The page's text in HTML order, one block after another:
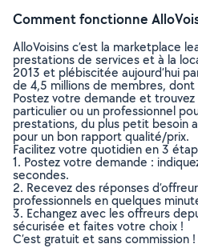
Comment fonctionne
AlloVoisins c’est la marketplace
prestations de services et à la
2013 et plébiscitée aujourd’hui
de 4,5 millions de membres,
Postez votre demande et
particulier ou un professionnel
prestations, du plus petit besoin
pour un bon rapport qualité/prix.
Facilitez votre quotidien en 3
1. Postez votre demande :
secondes.
2. Recevez des réponses
professionnels en quelques
3. Echangez avec les offreurs
sécurisée et faites votre choix !
C’est gratuit et sans commission !